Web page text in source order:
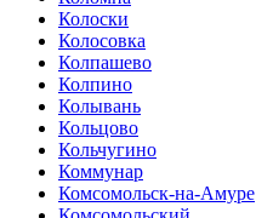
Колоски
Колосовка
Колпашево
Колпино
Колывань
Кольцово
Кольчугино
Коммунар
Комсомольск-на-Амуре